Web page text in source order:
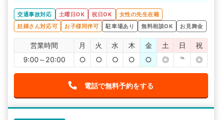
交通事故対応
土曜日OK 祝日OK
女性の先生在籍
妊婦さん対応可
お子様同伴可 駐車場あり 無料相談OK お見舞金
営業時間 月 火 水 木 金 土 日
祝
9:00～20:00
○ ○ ○ ○ ○ ◎ ℡ ◎
電話で無料予約をする